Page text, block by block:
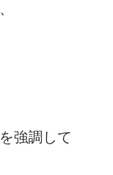
強調して